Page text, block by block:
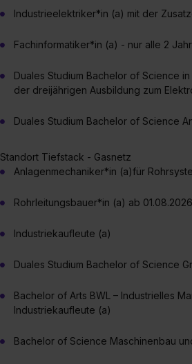
Industrieelektriker*in (a) mit der
Fachinformatiker*in (a) - nur alle 2
Duales Studium Bachelor of Science
der dreijährigen Ausbildung zum
Duales Studium Bachelor of Science
Standort Tiefstack - Gasnetz
Anlagenmechaniker*in (a)für
Rohrleitungsbauer*in (a) ab
Industriekaufleute (a)
Duales Studium Bachelor of Science
Bachelor of Arts BWL – Industrielles
Industriekaufleute (a)
Bachelor of Science Maschinenbau